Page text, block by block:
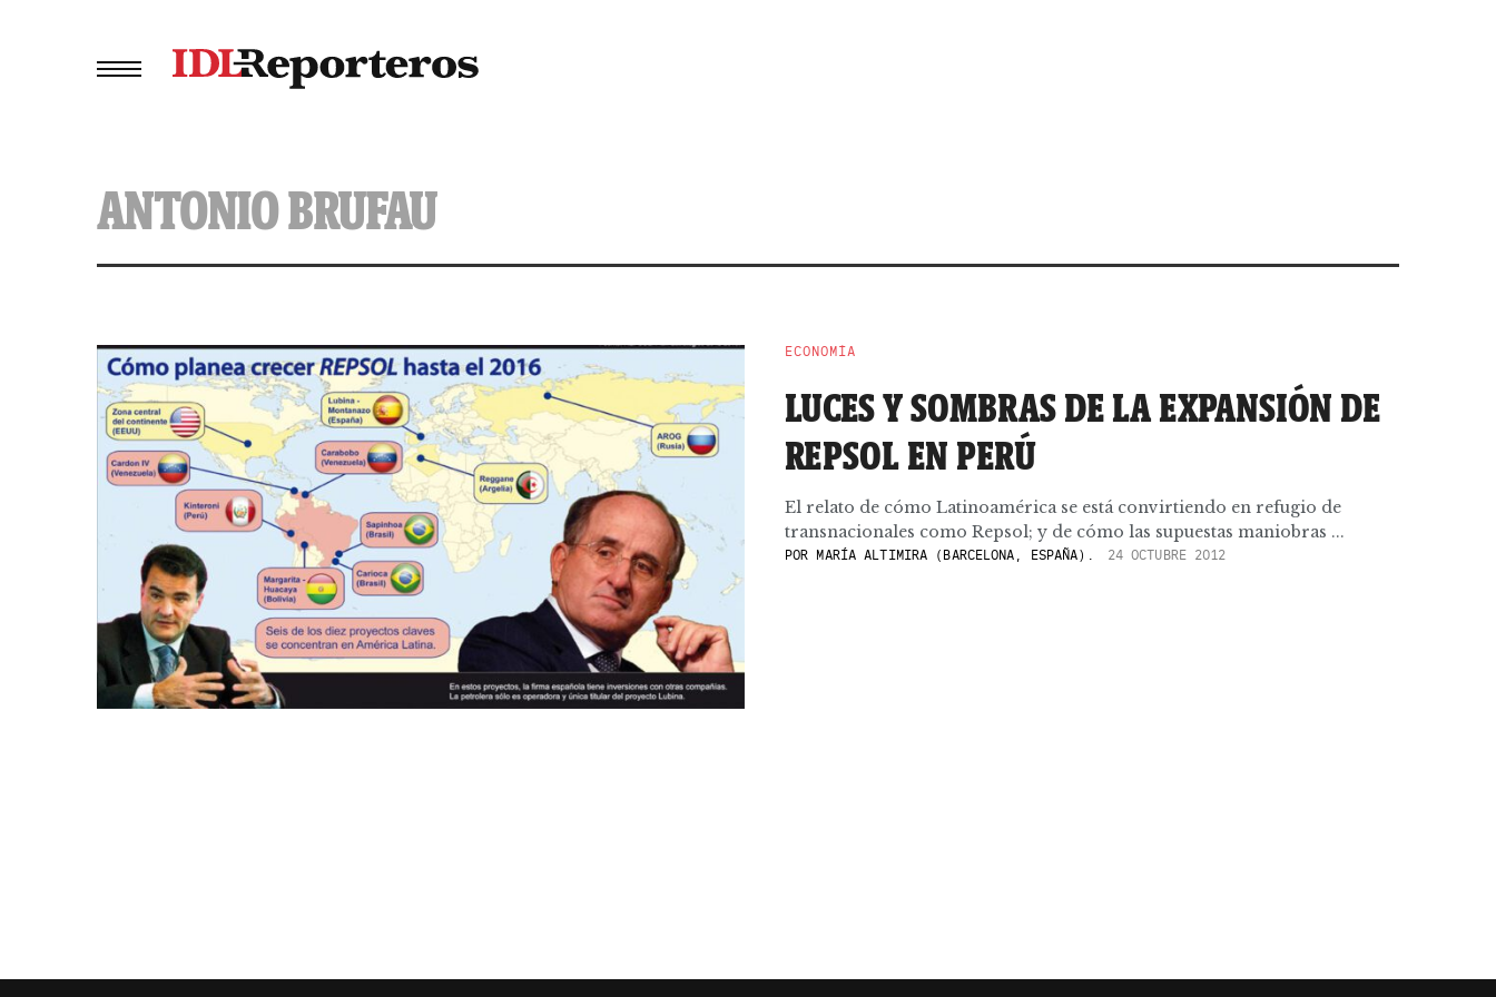
ANTONIO BRUFAU
ECONOMÍA
LUCES Y SOMBRAS DE LA EXPANSIÓN DE
REPSOL EN PERÚ
El relato de cómo Latinoamérica se está convirtiendo en refugio de
transnacionales como Repsol; y de cómo las supuestas maniobras ...
POR MARÍA ALTIMIRA (BARCELONA, ESPAÑA). 24 OCTUBRE 2012